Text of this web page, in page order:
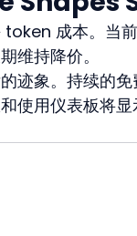
成本。当
维持降价。
迹象。持续的
使用仪表板将